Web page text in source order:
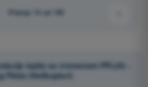
Pitanje 14 od 150
ispita sa vremenom PPL(H) -
Pilota (Helikopteri)